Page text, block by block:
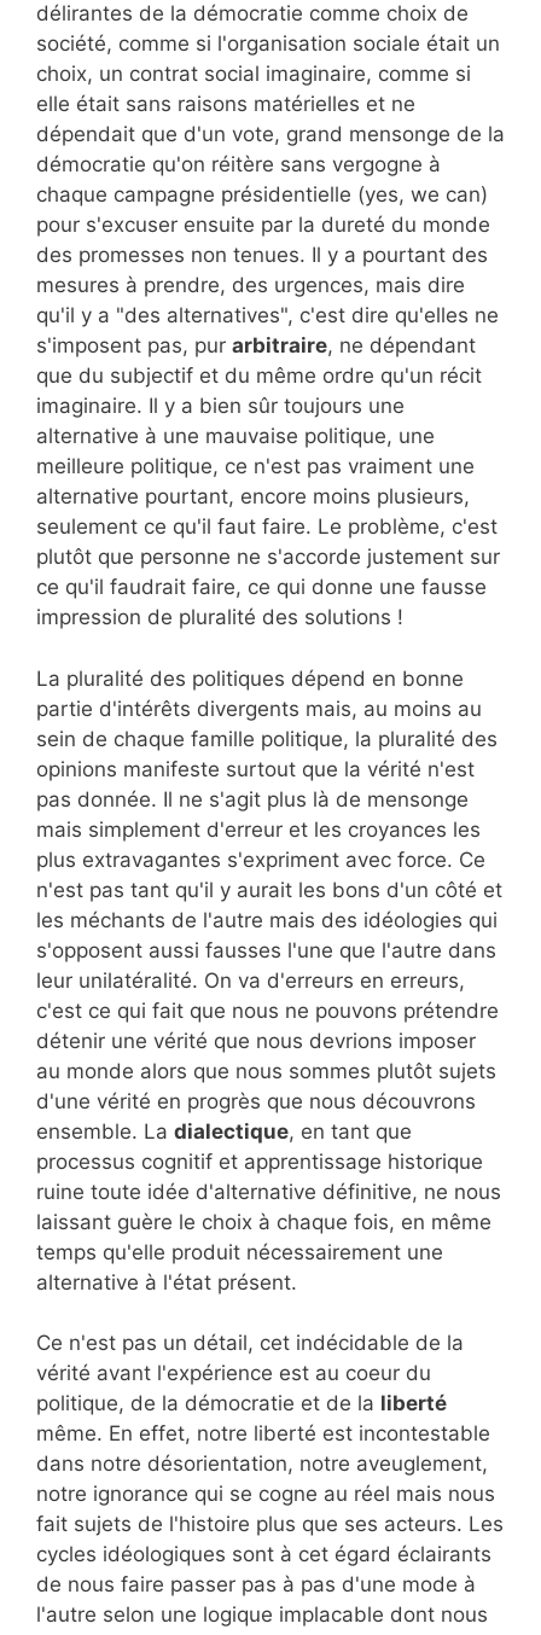
délirantes de la démocratie comme choix de
société, comme si l'organisation sociale était un
choix, un contrat social imaginaire, comme si
elle était sans raisons matérielles et ne
dépendait que d'un vote, grand mensonge de la
démocratie qu'on réitère sans vergogne à
chaque campagne présidentielle (yes, we can)
pour s'excuser ensuite par la dureté du monde
des promesses non tenues. Il y a pourtant des
mesures à prendre, des urgences, mais dire
qu'il y a "des alternatives", c'est dire qu'elles ne
s'imposent pas, pur arbitraire, ne dépendant
que du subjectif et du même ordre qu'un récit
imaginaire. Il y a bien sûr toujours une
alternative à une mauvaise politique, une
meilleure politique, ce n'est pas vraiment une
alternative pourtant, encore moins plusieurs,
seulement ce qu'il faut faire. Le problème, c'est
plutôt que personne ne s'accorde justement sur
ce qu'il faudrait faire, ce qui donne une fausse
impression de pluralité des solutions !
La pluralité des politiques dépend en bonne
partie d'intérêts divergents mais, au moins au
sein de chaque famille politique, la pluralité des
opinions manifeste surtout que la vérité n'est
pas donnée. Il ne s'agit plus là de mensonge
mais simplement d'erreur et les croyances les
plus extravagantes s'expriment avec force. Ce
n'est pas tant qu'il y aurait les bons d'un côté et
les méchants de l'autre mais des idéologies qui
s'opposent aussi fausses l'une que l'autre dans
leur unilatéralité. On va d'erreurs en erreurs,
c'est ce qui fait que nous ne pouvons prétendre
détenir une vérité que nous devrions imposer
au monde alors que nous sommes plutôt sujets
d'une vérité en progrès que nous découvrons
ensemble. La dialectique, en tant que
processus cognitif et apprentissage historique
ruine toute idée d'alternative définitive, ne nous
laissant guère le choix à chaque fois, en même
temps qu'elle produit nécessairement une
alternative à l'état présent.
Ce n'est pas un détail, cet indécidable de la
vérité avant l'expérience est au coeur du
politique, de la démocratie et de la liberté
même. En effet, notre liberté est incontestable
dans notre désorientation, notre aveuglement,
notre ignorance qui se cogne au réel mais nous
fait sujets de l'histoire plus que ses acteurs. Les
cycles idéologiques sont à cet égard éclairants
de nous faire passer pas à pas d'une mode à
l'autre selon une logique implacable dont nous